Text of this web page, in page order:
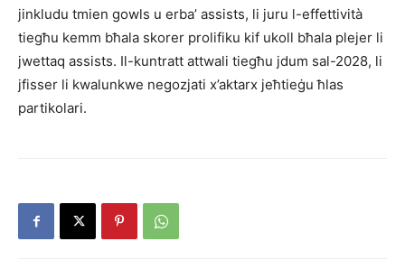
jinkludu tmien gowls u erba’ assists, li juru l-effettività
tiegħu kemm bħala skorer prolifiku kif ukoll bħala plejer li
jwettaq assists. Il-kuntratt attwali tiegħu jdum sal-2028, li
jfisser li kwalunkwe negozjati x’aktarx jeħtieġu ħlas
partikolari.